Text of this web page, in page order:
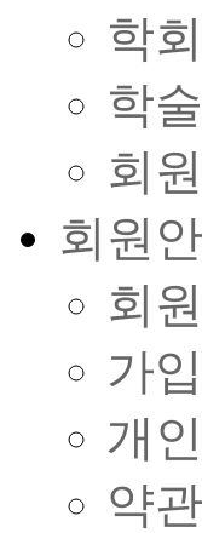
학
학
회
회원
회
가
개
약관